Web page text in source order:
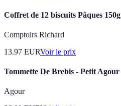
Coffret de 12 biscuits Pâques 150g
Comptoirs Richard
13.97 EURVoir le prix
Tommette De Brebis - Petit Agour
Agour